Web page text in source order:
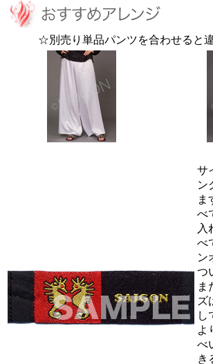
☆別売り単品パンツを合わせると
サ
ン
ま
べ
入
べ
ン
つ
ま
ズ
し
よ
べ
き